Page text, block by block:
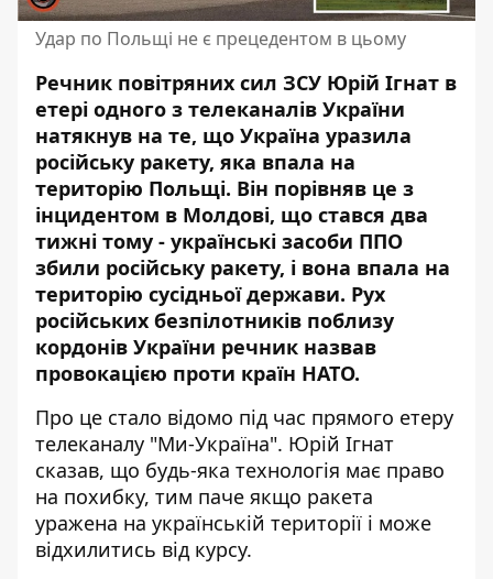
Удар по Польщі не є прецедентом в цьому
Речник повітряних сил ЗСУ Юрій Ігнат в
етері одного з телеканалів України
натякнув на те, що Україна уразила
російську ракету, яка впала на
територію Польщі. Він порівняв це з
інцидентом в Молдові, що стався два
тижні тому - українські засоби ППО
збили російську ракету, і вона впала на
територію сусідньої держави. Рух
російських безпілотників поблизу
кордонів України речник назвав
провокацією проти країн НАТО.
Про це стало відомо під час прямого етеру
телеканалу "Ми-Україна". Юрій Ігнат
сказав, що будь-яка технологія має право
на похибку, тим паче якщо ракета
уражена на українській території і може
відхилитись від курсу.